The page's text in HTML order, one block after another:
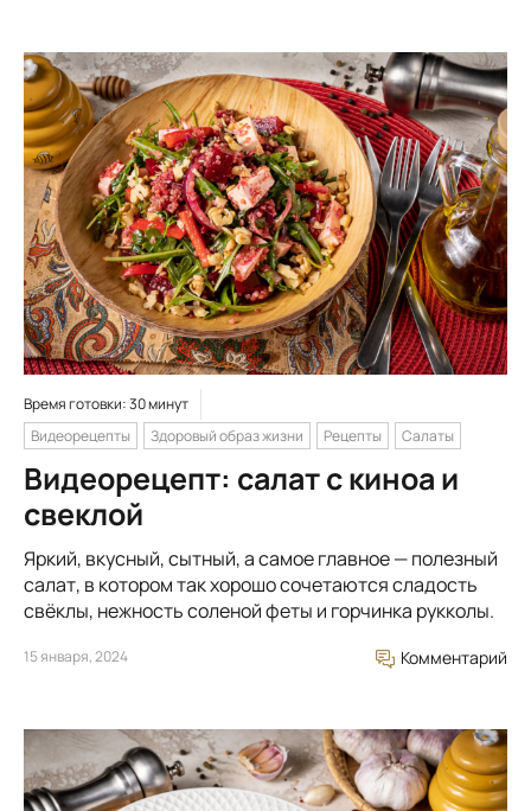
Время готовки: 30 минут
Видеорецепты
Здоровый образ жизни Рецепты Салаты
Видеорецепт: салат с киноа и
свеклой
Яркий, вкусный, сытный, а самое главное — полезный
салат, в котором так хорошо сочетаются сладость
свёклы, нежность соленой феты и горчинка рукколы.
15 января, 2024 Комментарий